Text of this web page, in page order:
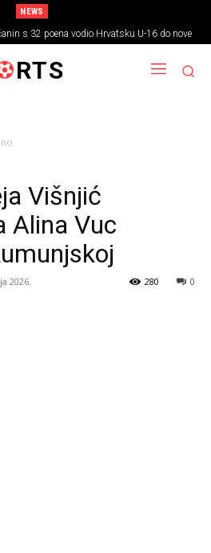
NEWS
s 32 poena vodio Hrvatsku U-16 do nove
pobjede
RTS
Višnjić
Alina Vuc
2026. 0
280